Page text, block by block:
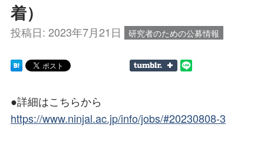
着）
投稿日: 2023年7月21日 研究者のための公募情報
●詳細はこちらから
https://www.ninjal.ac.jp/info/jobs/#20230808-3